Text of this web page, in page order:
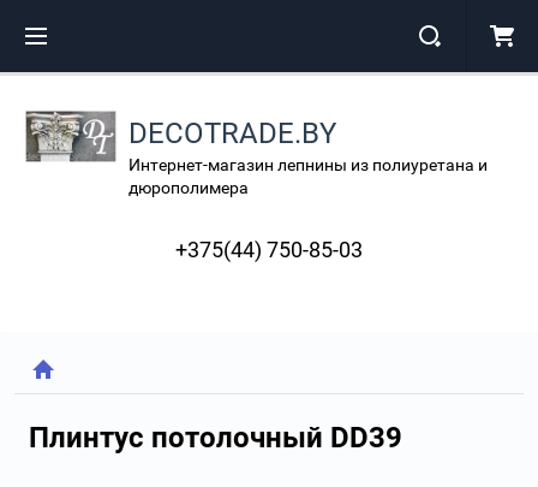
DECOTRADE.BY
Интернет-магазин лепнины из полиуретана и
дюрополимера
+375(44) 750-85-03
Плинтус потолочный DD39